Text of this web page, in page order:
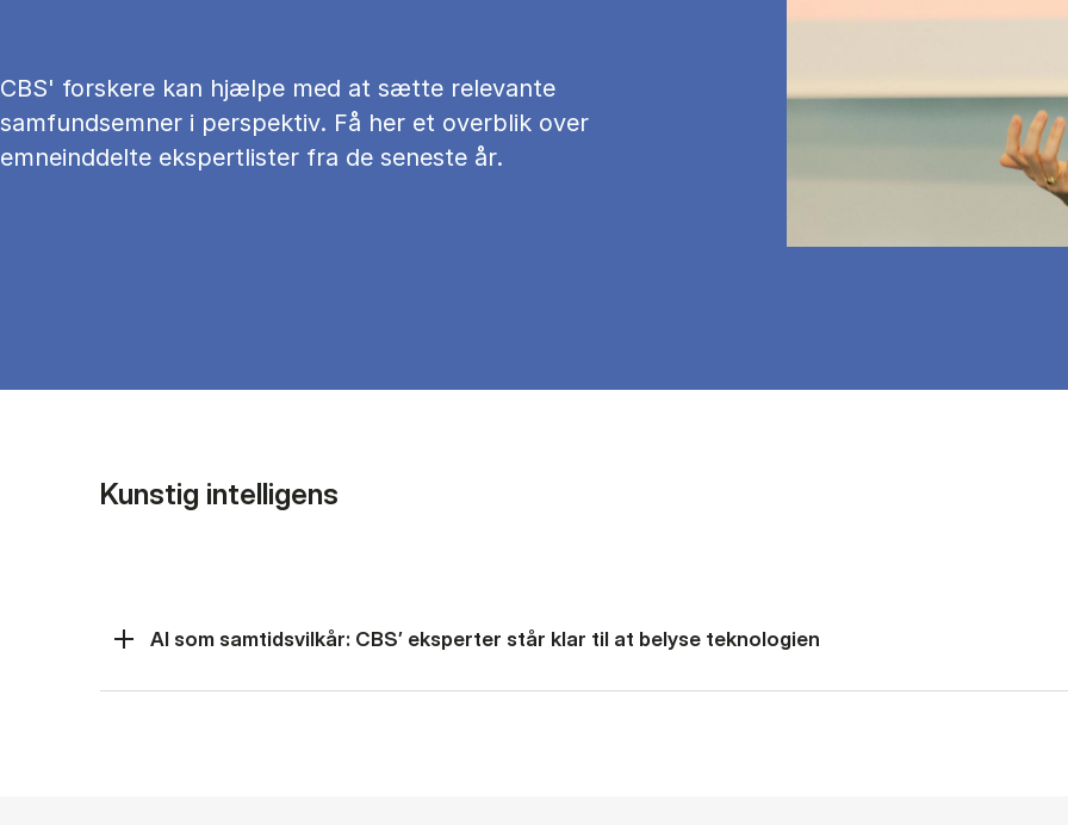
CBS' forskere kan hjælpe med at sætte relevante
samfundsemner i perspektiv. Få her et overblik over
emneinddelte ekspertlister fra de seneste år.
Kunstig intelligens
AI som samtidsvilkår: CBS’ eksperter står klar til at belyse teknologien